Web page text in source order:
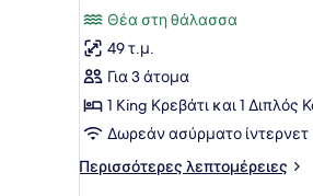
στη
Θάλασσα
φωτογραφιών
για
Premium
Σουίτα,
μπανιέρα
με
υδρομασάζ,
Θέα στη θάλασσα
49 τ.μ.
Για 3 άτομα
1 King Κρεβάτι και 1 Διπλός
Δωρεάν ασύρματο ίντερνετ
Περισσότερες λεπτομέρειες
Περισσότερες